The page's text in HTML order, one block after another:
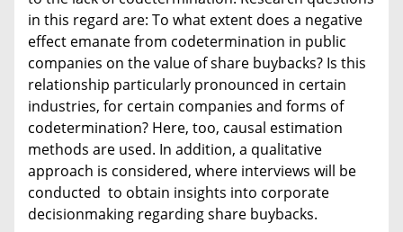
in this regard are: To what extent does a negative
effect emanate from codetermination in public
companies on the value of share buybacks? Is this
relationship particularly pronounced in certain
industries, for certain companies and forms of
codetermination? Here, too, causal estimation
methods are used. In addition, a qualitative
approach is considered, where interviews will be
conducted to obtain insights into corporate
decisionmaking regarding share buybacks.